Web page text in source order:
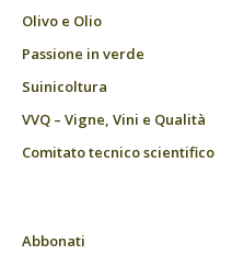
Olivo e Olio
Passione in verde
Suinicoltura
VVQ – Vigne, Vini e Qualità
Comitato tecnico scientifico
Abbonati